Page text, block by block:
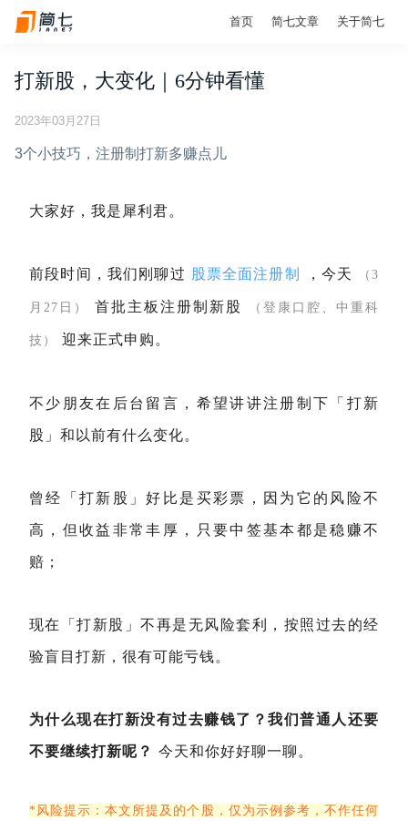
首页 简七文章 关于简七
打新股，大变化｜6分钟看懂
2023年03月27日
3个小技巧，注册制打新多赚点儿
大家好，我是犀利君。
前段时间，我们刚聊过 股票全面注册制 ，今天 （3
月27日） 首批主板注册制新股 （登康口腔、中重科
技） 迎来正式申购。
不少朋友在后台留言，希望讲讲注册制下「打新
股」和以前有什么变化。
曾经「打新股」好比是买彩票，因为它的风险不
高，但收益非常丰厚，只要中签基本都是稳赚不
赔；
现在「打新股」不再是无风险套利，按照过去的经
验盲目打新，很有可能亏钱。
为什么现在打新没有过去赚钱了？我们普通人还要
不要继续打新呢？ 今天和你好好聊一聊。
*风险提示：本文所提及的个股，仅为示例参考，不作任何